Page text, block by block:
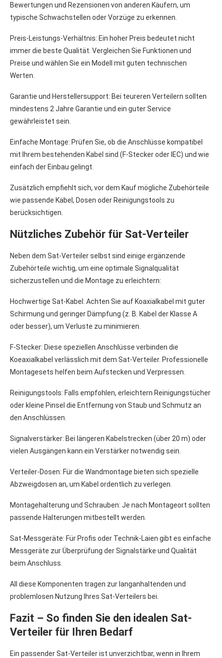
Bewertungen und Rezensionen von anderen Käufern, um
typische Schwachstellen oder Vorzüge zu erkennen.
Preis-Leistungs-Verhältnis: Ein hoher Preis bedeutet nicht
immer die beste Qualität. Vergleichen Sie Funktionen und
Preise und wählen Sie ein Modell mit guten technischen
Werten.
Garantie und Herstellersupport: Bei teureren Verteilern sollten
mindestens 2 Jahre Garantie und ein guter Service
gewährleistet sein.
Einfache Montage: Prüfen Sie, ob die Anschlüsse kompatibel
mit Ihrem bestehenden Kabel sind (F-Stecker oder IEC) und wie
einfach der Einbau gelingt.
Zusätzlich empfiehlt sich, vor dem Kauf mögliche Zubehörteile
wie passende Kabel, Dosen oder Reinigungstools zu
berücksichtigen.
Nützliches Zubehör für Sat-Verteiler
Neben dem Sat-Verteiler selbst sind einige ergänzende
Zubehörteile wichtig, um eine optimale Signalqualität
sicherzustellen und die Montage zu erleichtern:
Hochwertige Sat-Kabel: Achten Sie auf Koaxialkabel mit guter
Schirmung und geringer Dämpfung (z. B. Kabel der Klasse A
oder besser), um Verluste zu minimieren.
F-Stecker: Diese speziellen Anschlüsse verbinden die
Koeaxialkabel verlässlich mit dem Sat-Verteiler. Professionelle
Montagesets helfen beim Aufstecken und Verpressen.
Reinigungstools: Falls empfohlen, erleichtern Reinigungstücher
oder kleine Pinsel die Entfernung von Staub und Schmutz an
den Anschlüssen.
Signalverstärker: Bei längeren Kabelstrecken (über 20 m) oder
vielen Ausgängen kann ein Verstärker notwendig sein.
Verteiler-Dosen: Für die Wandmontage bieten sich spezielle
Abzweigdosen an, um Kabel ordentlich zu verlegen.
Montagehalterung und Schrauben: Je nach Montageort sollten
passende Halterungen mitbestellt werden.
Sat-Messgeräte: Für Profis oder Technik-Laien gibt es einfache
Messgeräte zur Überprüfung der Signalstärke und Qualität
beim Anschluss.
All diese Komponenten tragen zur langanhaltenden und
problemlosen Nutzung Ihres Sat-Verteilers bei.
Fazit – So finden Sie den idealen Sat-
Verteiler für Ihren Bedarf
Ein passender Sat-Verteiler ist unverzichtbar, wenn in Ihrem